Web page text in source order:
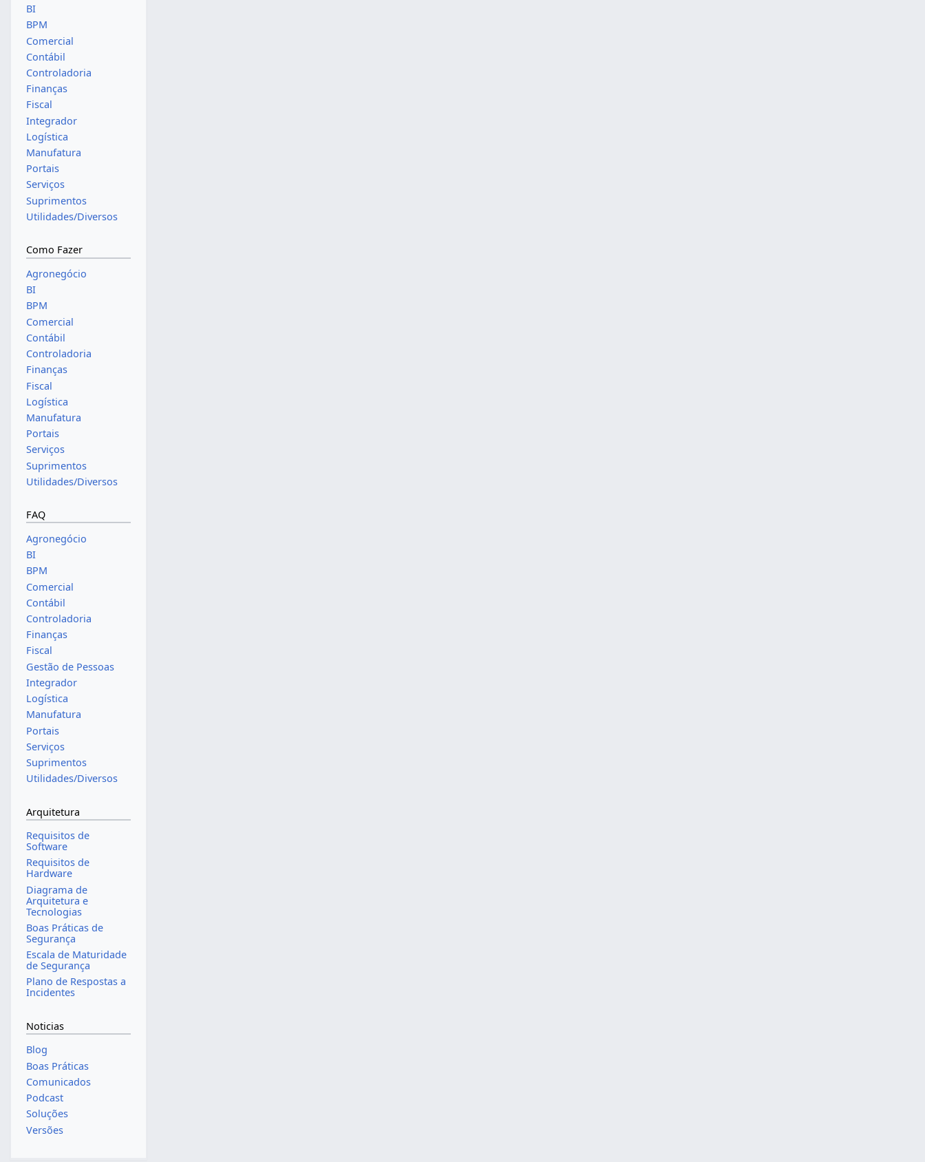
BI
BPM
Comercial
Contábil
Controladoria
Finanças
Fiscal
Integrador
Logística
Manufatura
Portais
Serviços
Suprimentos
Utilidades/Diversos
Como Fazer
Agronegócio
BI
BPM
Comercial
Contábil
Controladoria
Finanças
Fiscal
Logística
Manufatura
Portais
Serviços
Suprimentos
Utilidades/Diversos
FAQ
Agronegócio
BI
BPM
Comercial
Contábil
Controladoria
Finanças
Fiscal
Gestão de Pessoas
Integrador
Logística
Manufatura
Portais
Serviços
Suprimentos
Utilidades/Diversos
Arquitetura
Requisitos de
Software
Requisitos de
Hardware
Diagrama de
Arquitetura e
Tecnologias
Boas Práticas de
Segurança
Escala de Maturidade
de Segurança
Plano de Respostas a
Incidentes
Noticias
Blog
Boas Práticas
Comunicados
Podcast
Soluções
Versões